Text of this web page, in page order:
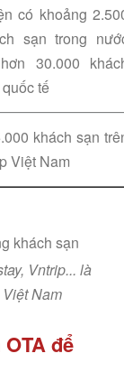
có khoảng
sạn trong
30.000
tế
khách sạn
Việt Nam
Vntrip... là
Nam
để